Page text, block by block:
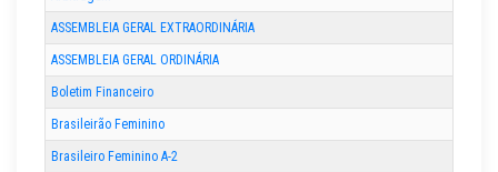
ASSEMBLEIA GERAL EXTRAORDINÁRIA
ASSEMBLEIA GERAL ORDINÁRIA
Boletim Financeiro
Brasileirão Feminino
Brasileiro Feminino A-2